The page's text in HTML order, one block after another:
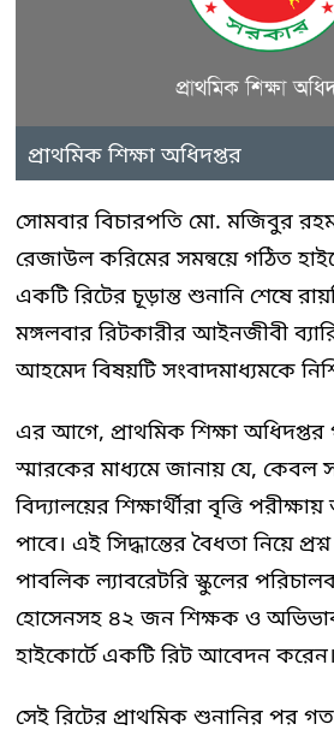
প্রাথমিক শিক্ষা অধিদপ্তর
সোমবার বিচারপতি মো. মজিবুর
রেজাউল করিমের সমন্বয়ে গঠিত
একটি রিটের চূড়ান্ত শুনানি শেষে
মঙ্গলবার রিটকারীর আইনজীবী
আহমেদ বিষয়টি সংবাদমাধ্যমকে
এর আগে, প্রাথমিক শিক্ষা
স্মারকের মাধ্যমে জানায় যে, কেবল
বিদ্যালয়ের শিক্ষার্থীরা বৃত্তি
পাবে। এই সিদ্ধান্তের বৈধতা নিয়ে
পাবলিক ল্যাবরেটরি স্কুলের
হোসেনসহ ৪২ জন শিক্ষক ও
হাইকোর্টে একটি রিট আবেদন করেন।
সেই রিটের প্রাথমিক শুনানির পর গত